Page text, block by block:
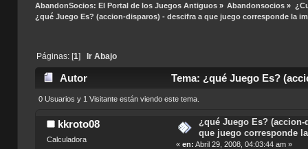
AbandonSocios: El Portal de los Juegos Antiguos» Abandonsocios »
¿qué Juego Es? (accion-disparos) - descifra a que juego corresponde la
Páginas: [1] Ir Abajo
Autor
Tema: ¿qué Juego Es?
5198 veces)
0 Usuarios y 1 Visitante están viendo este tema.
kkroto08
Calculadora
¿qué Juego Es?
que juego corresponde
«en: Abril 29, 2008, 04:03:44 am »